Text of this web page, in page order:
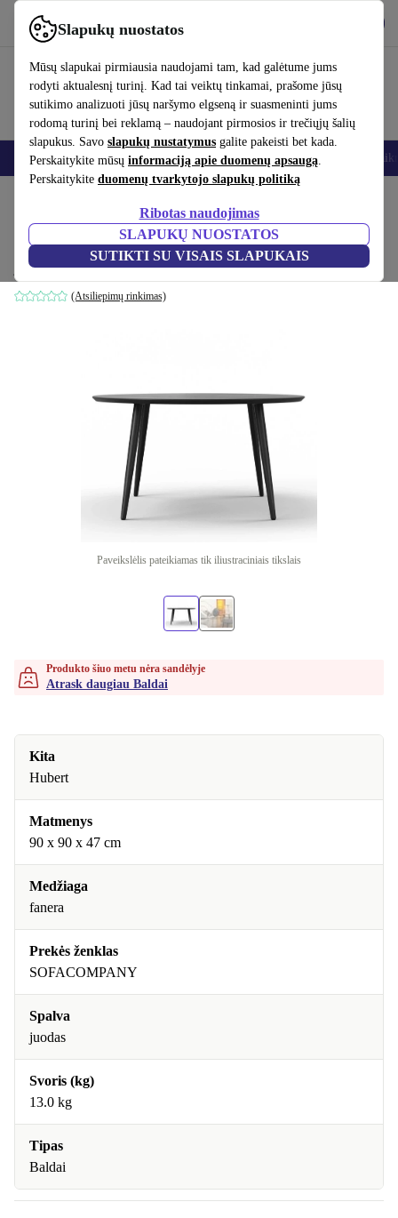
Slapukų nuostatos
Mūsų slapukai pirmiausia naudojami tam, kad galėtume jums
rodyti aktualesnį turinį. Kad tai veiktų tinkamai, prašome jūsų
sutikimo analizuoti jūsų naršymo elgseną ir suasmeninti jums
rodomą turinį bei reklamą – naudojant pirmosios ir trečiųjų šalių
slapukus. Savo slapukų nustatymus galite pakeisti bet kada.
Perskaitykite mūsų informaciją apie duomenų apsaugą.
Perskaitykite duomenų tvarkytojo slapukų politiką
Ribotas naudojimas
SLAPUKŲ NUOSTATOS
SUTIKTI SU VISAIS SLAPUKAIS
Naudok refurbed greitai ir paprastai
Išmanieji telefonai Nešiojamieji kompiuteriai Planšetės Išmanieji
Hubert kavos staliukas juodas Ø 90cm
juoda
(Atsiliepimų rinkimas)
Paveikslėlis pateikiamas tik iliustraciniais tikslais
Produkto šiuo metu nėra sandėlyje
Atrask daugiau Baldai
Kita
Hubert
Matmenys
90 x 90 x 47 cm
Medžiaga
fanera
Prekės ženklas
SOFACOMPANY
Spalva
juodas
Svoris (kg)
13.0 kg
Tipas
Baldai